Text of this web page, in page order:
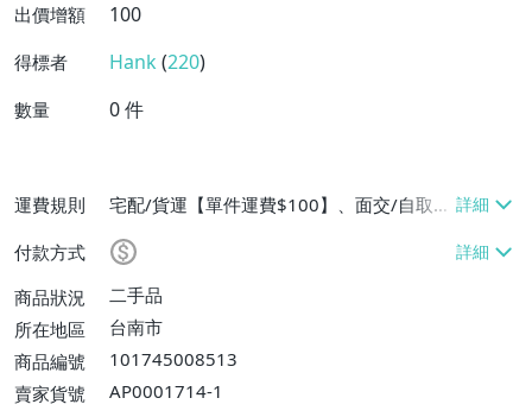
出價增額
100
得標者 Hank (220)
數量 0件
運費規則
宅配/貨運【單件運費$100】、面交/自取/
不寄送【免運費】
付款方式
商品狀況
二手品
所在地區
台南市
商品編號
101745008513
賣家貨號
AP0001714-1